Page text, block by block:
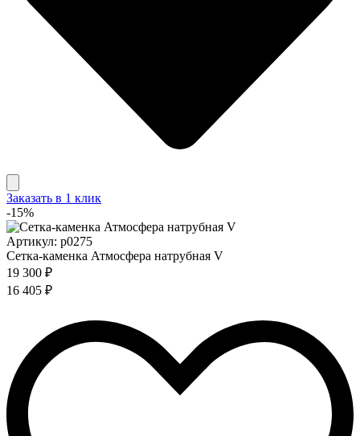
Заказать в 1 клик
-15%
Артикул: p0275
Сетка-каменка Атмосфера натрубная V
19 300 ₽
16 405 ₽